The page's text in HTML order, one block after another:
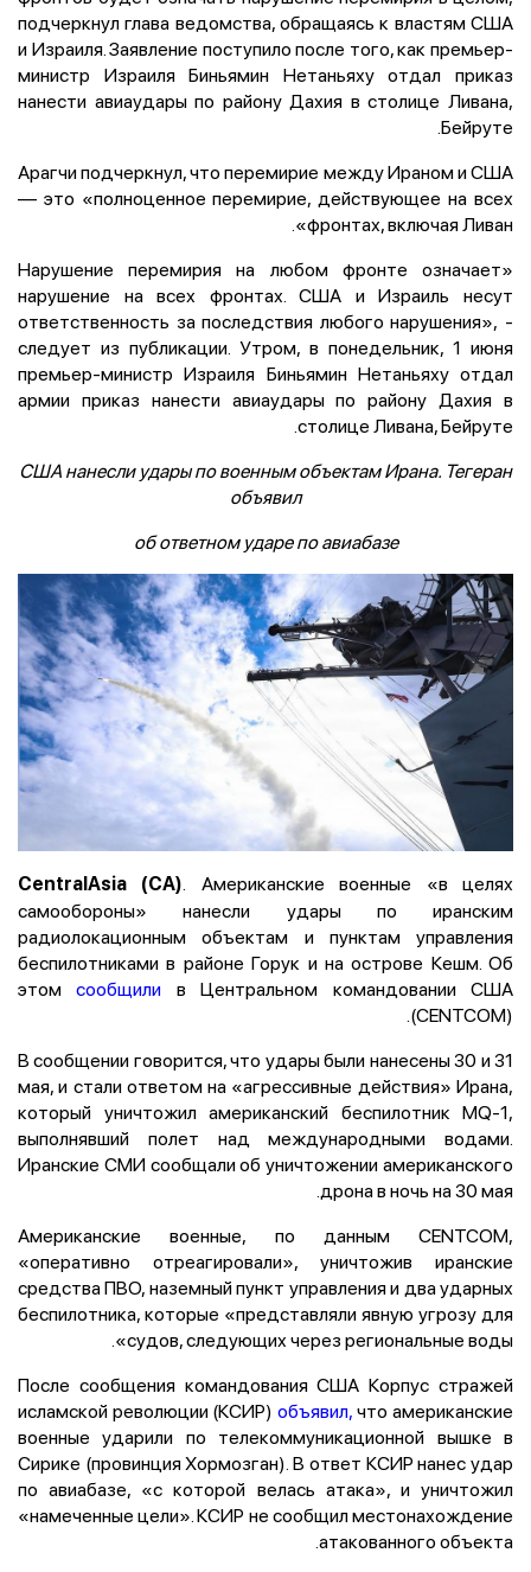
подчеркнул глава ведомства, обращаясь к властям США
и Израиля. Заявление поступило после того, как премьер-
министр Израиля Биньямин Нетаньяху отдал приказ
нанести авиаудары по району Дахия в столице Ливана,
Бейруте.
Арагчи подчеркнул, что перемирие между Ираном и США
— это «полноценное перемирие, действующее на всех
фронтах, включая Ливан».
«Нарушение перемирия на любом фронте означает
нарушение на всех фронтах. США и Израиль несут
ответственность за последствия любого нарушения», -
следует из публикации. Утром, в понедельник, 1 июня
премьер-министр Израиля Биньямин Нетаньяху отдал
армии приказ нанести авиаудары по району Дахия в
столице Ливана, Бейруте.
США нанесли удары по военным объектам Ирана. Тегеран
объявил
об ответном ударе по авиабазе
CentralAsia (CA). Американские военные «в целях
самообороны» нанесли удары по иранским
радиолокационным объектам и пунктам управления
беспилотниками в районе Горук и на острове Кешм. Об
этомсообщили в Центральном командовании США
(CENTCOM).
В сообщении говорится, что удары были нанесены 30 и 31
мая, и стали ответом на «агрессивные действия» Ирана,
который уничтожил американский беспилотник MQ-1,
выполнявший полет над международными водами.
Иранские СМИ сообщали об уничтожении американского
дрона в ночь на 30 мая.
Американские военные, по данным CENTCOM,
«оперативно отреагировали», уничтожив иранские
средства ПВО, наземный пункт управления и два ударных
беспилотника, которые «представляли явную угрозу для
судов, следующих через региональные воды».
После сообщения командования США Корпус стражей
исламской революции (КСИР) объявил,что американские
военные ударили по телекоммуникационной вышке в
Сирике (провинция Хормозган). В ответ КСИР нанес удар
по авиабазе, «с которой велась атака», и уничтожил
«намеченные цели». КСИР не сообщил ​местонахождение
атакованного объекта.